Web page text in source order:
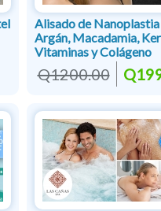
Alisado de Nanoplastia
Argán, Macadamia,
Vitaminas y Colágeno
Q1200.00